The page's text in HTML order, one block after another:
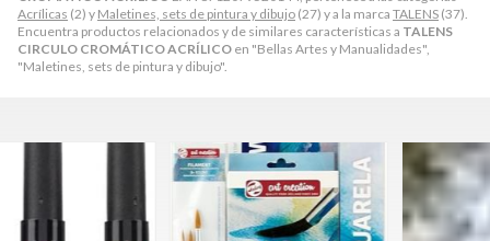
Acrílicas (2) y Maletines, sets de pintura y dibujo (27) y a la marca TALENS (37).
Encuentra productos relacionados y de similares características a TALENS
CIRCULO CROMÁTICO ACRÍLICO en "Bellas Artes y Manualidades",
"Maletines, sets de pintura y dibujo".